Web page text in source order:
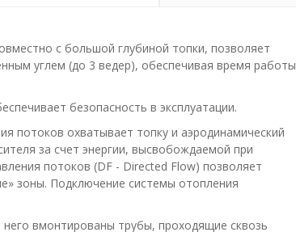
с большой глубиной топки, позволяет
углем (до 3 ведер), обеспечивая время работы
безопасность в эксплуатации.
потоков охватывает топку и аэродинамический
за счет энергии, высвобождаемой при
потоков (DF - Directed Flow) позволяет
зоны. Подключение системы отопления
него вмонтированы трубы, проходящие сквозь